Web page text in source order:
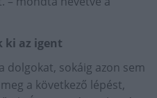
ki az igent
dolgokat, sokáig azon sem
a következő lépést,